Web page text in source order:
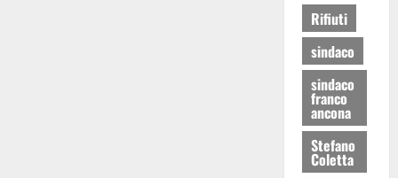
Rifiuti
sindaco
sindaco
franco
ancona
Stefano
Coletta